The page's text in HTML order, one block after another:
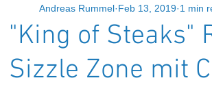
"King of Steaks"
Sizzle Zone mit
Andreas Rummel Feb 13, 2019 1 min